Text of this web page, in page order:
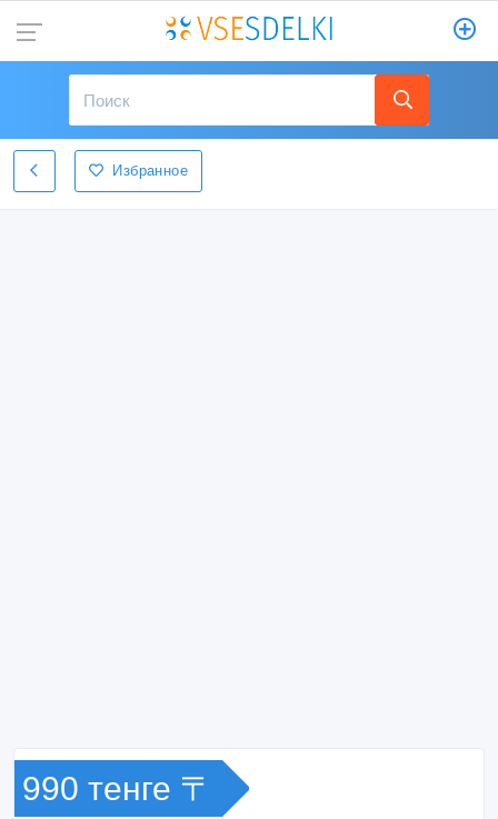
Избранное
990 тенге 〒